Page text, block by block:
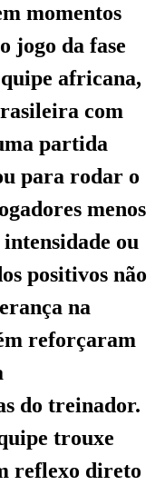
momentos
jogo da fase
africana,
com
partida
para rodar o
menos
ou
positivos não
na
reforçaram
do treinador.
trouxe
reflexo direto